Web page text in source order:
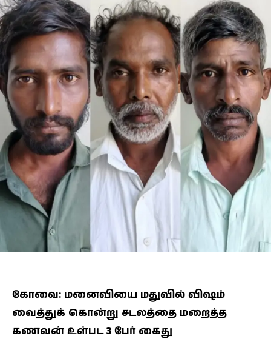
கோவை: மனைவியை மதுவில் விஷம்
வைத்துக் கொன்று சடலத்தை மறைத்த
கணவன் உள்பட 3 பேர் கைது